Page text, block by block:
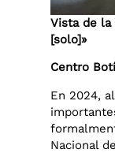
Vista de la
[solo]»
Centro
En 2024,
Nacional